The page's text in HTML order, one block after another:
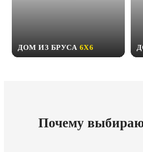
ДОМ ИЗ БРУСА 6Х6
Почему